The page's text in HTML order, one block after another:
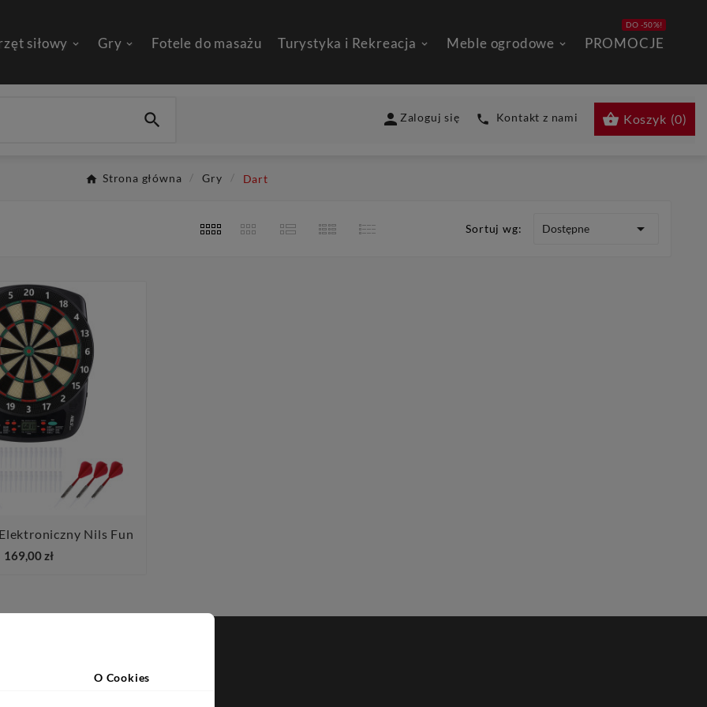
siłowy Gry Fotele do masażu Turystyka i Rekreacja Meble ogrodowe PROMOCJE
DO -50%!
  Zaloguj się  Kontakt z nami  Koszyk (0)
Strona główna Gry Dart
Sortuj wg: Dostępne 
Nils Fun
169,00 zł
O Cookies